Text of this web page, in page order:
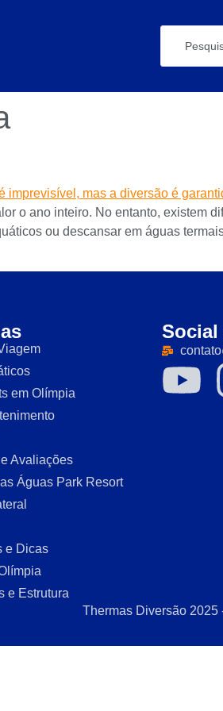
o ano inteiro. No entanto, existem
ou descansar em águas
em Olímpia
Avaliações
Águas Park Resort
e Dicas
e Estrutura
Social
Thermas Diversão 2025